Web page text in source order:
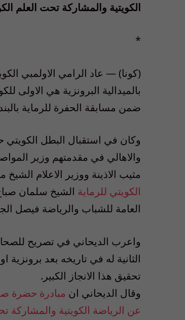
الكويتية والمشاركة تحت العلم
*
(كونا) — عاد الرامي الاولمبي
ضمن مسابقة الحفرة للرماية
وكان في استقبال البطل الكويتي
والاهالي في مقدمتهم وزير
مثيب الاذينة ووزير الاعلام
الكويتي للرماية الشيخ سلمان
العامة للشباب والرياضة فيصل
واعرب الديحاني في تصريح
تحقيق هذا الانجاز الكبير.
وقال الديحاني ان مبادرة حضرة
عن الرياضة الكويتية والمشاركة